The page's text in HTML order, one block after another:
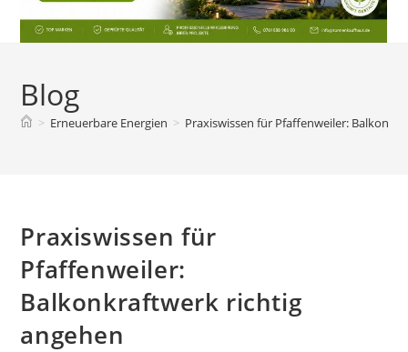
Blog
> Erneuerbare Energien > Praxiswissen für Pfaffenweiler:
Praxiswissen für
Pfaffenweiler:
Balkonkraftwerk richtig
angehen